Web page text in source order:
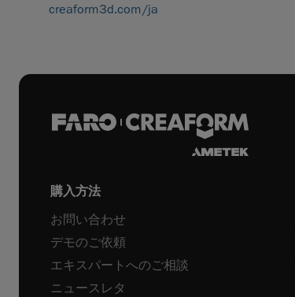
creaform3d.com/ja
購入方法
お問い合わせ
デモのご依頼
エキスパートへのご相談
ニュースレタ